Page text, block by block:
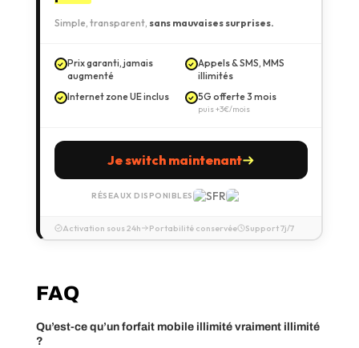
Simple, transparent, sans mauvaises surprises.
Prix garanti, jamais
augmenté
Appels & SMS, MMS
illimités
Internet zone UE inclus
5G offerte 3 mois
puis +3€/mois
Je switch maintenant
RÉSEAUX DISPONIBLES
Activation sous 24h Portabilité conservée Support 7j/7
FAQ
Qu’est-ce qu’un forfait mobile illimité vraiment illimité
?